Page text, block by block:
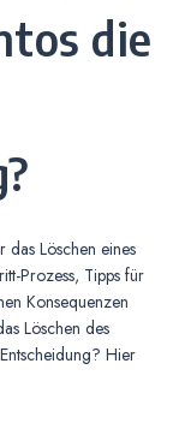
die
Löschen eines
Prozess, Tipps für
Konsequenzen
Löschen des
Hier